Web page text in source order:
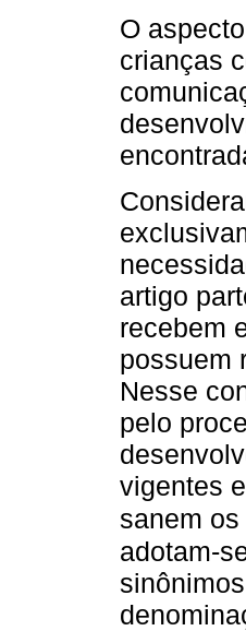
O
crianças
artigo
recebem
possuem
Nesse
pelo
vigentes
sanem
adotam-